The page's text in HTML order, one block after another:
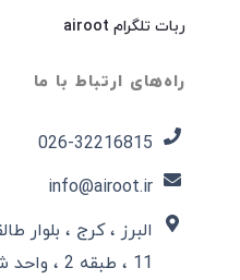
ربات تلگرام airoot
راه‌های ارتباط با ما
026-32216815​
info@airoot.ir
البرز ، کرج ، بلوار
11 ، طبقه 2 ، واحد شرقی